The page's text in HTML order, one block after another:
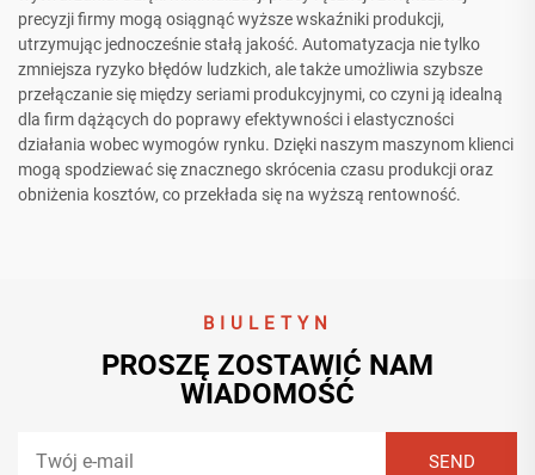
precyzji firmy mogą osiągnąć wyższe wskaźniki produkcji,
utrzymując jednocześnie stałą jakość. Automatyzacja nie tylko
zmniejsza ryzyko błędów ludzkich, ale także umożliwia szybsze
przełączanie się między seriami produkcyjnymi, co czyni ją idealną
dla firm dążących do poprawy efektywności i elastyczności
działania wobec wymogów rynku. Dzięki naszym maszynom klienci
mogą spodziewać się znacznego skrócenia czasu produkcji oraz
obniżenia kosztów, co przekłada się na wyższą rentowność.
BIULETYN
PROSZĘ ZOSTAWIĆ NAM
WIADOMOŚĆ